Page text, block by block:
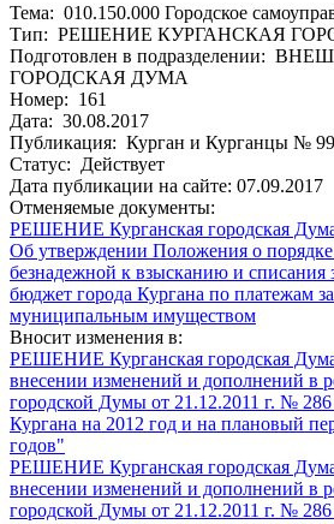
Тема: 010.150.000 Городское
Тип: РЕШЕНИЕ КУРГАНСКАЯ
Подготовлен в подразделении:
ГОРОДСКАЯ ДУМА
Номер: 161
Дата: 30.08.2017
Публикация: Курган и Курганцы № 99
Статус: Действует
Дата публикации на сайте: 07.09.2017
Отменяемые документы:
РЕШЕНИЕ Курганская городская
Об утверждении Положения о
безнадежной к взысканию и списания
бюджет города Кургана по платежам
муниципальным имуществом
Вносит изменения в:
РЕШЕНИЕ Курганская городская
внесении изменений и дополнений в
городской Думы от 21.12.2011 г. №
Кургана на 2012 год и на плановый
годов"
РЕШЕНИЕ Курганская городская
внесении изменений и дополнений в
городской Думы от 21.12.2011 г. №